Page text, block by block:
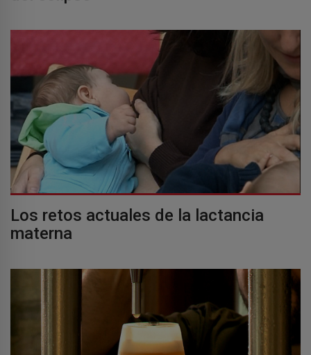
Los retos actuales de la lactancia
materna